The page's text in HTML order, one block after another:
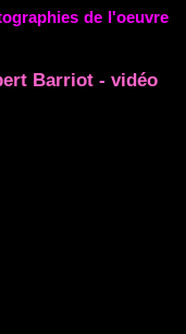
de l'oeuvre
Barriot - vidéo